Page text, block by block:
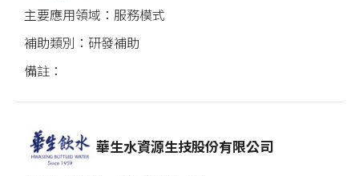
服務模式
研發補助
華生水資源生技股份有限公司